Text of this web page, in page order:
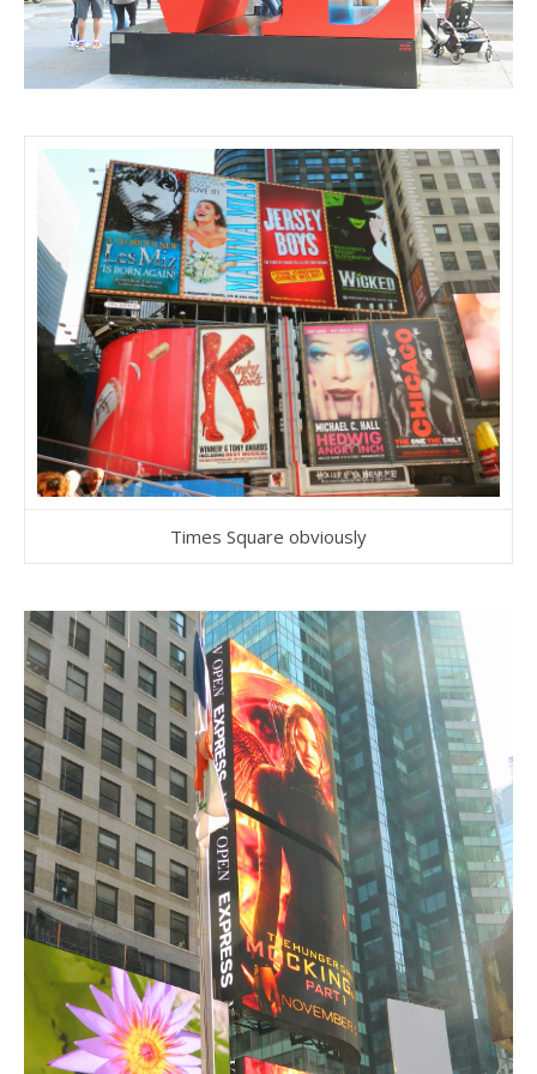
Times Square obviously